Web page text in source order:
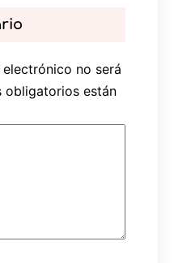
no será
obligatorios están